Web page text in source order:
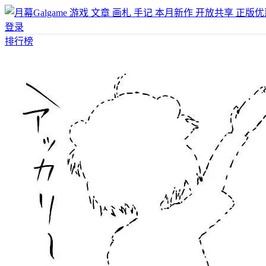
游戏 文章 画札 手记 本月新作 开放共享 正版
登录
排行榜